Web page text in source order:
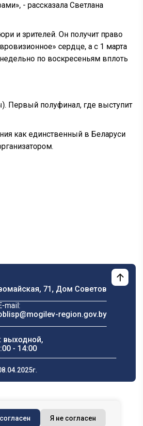
- рассказала Светлана
и зрителей. Он получит право
сердце, а с 1 марта
по воскресеньям вплоть
Первый полуфинал, где выступит
как единственный в Беларуси
71, Дом Cоветов
mail:
region.gov.by
выходной,
- 14:00
Я не согласен